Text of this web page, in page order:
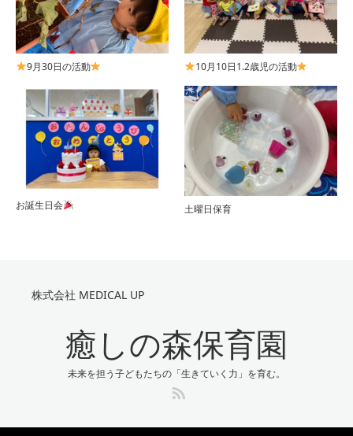
9月30日の活動 10月10日1.2歳児の活動
お誕生日会 土曜日保育
株式会社 MEDICAL UP
癒しの森保育園
未来を担う子どもたちの「生きていく力」を育む。